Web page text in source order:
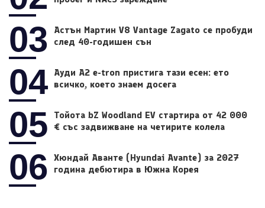
03
Астън Мартин V8 Vantage Zagato се пробуди
след 40-годишен сън
04 Ауди A2 e-tron пристига тази есен: ето
всичко, което знаем досега
05
Тойота bZ Woodland EV стартира от 42 000
€ със задвижване на четирите колела
06
Хюндай Аванте (Hyundai Avante) за 2027
година дебютира в Южна Корея